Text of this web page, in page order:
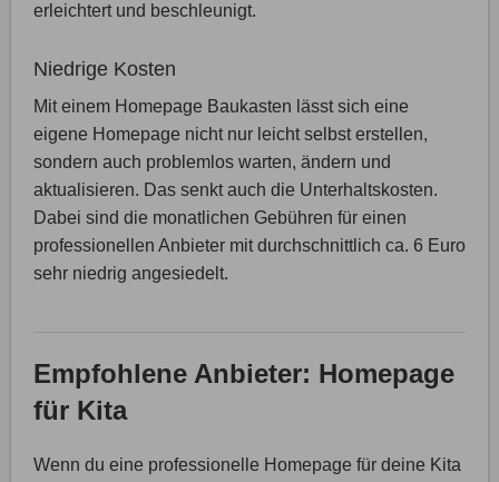
erleichtert und beschleunigt.
Niedrige Kosten
Mit einem Homepage Baukasten lässt sich eine
eigene Homepage nicht nur leicht selbst erstellen,
sondern auch problemlos warten, ändern und
aktualisieren. Das senkt auch die Unterhaltskosten.
Dabei sind die monatlichen Gebühren für einen
professionellen Anbieter mit durchschnittlich ca. 6 Euro
sehr niedrig angesiedelt.
Empfohlene Anbieter: Homepage
für Kita
Wenn du eine professionelle Homepage für deine Kita